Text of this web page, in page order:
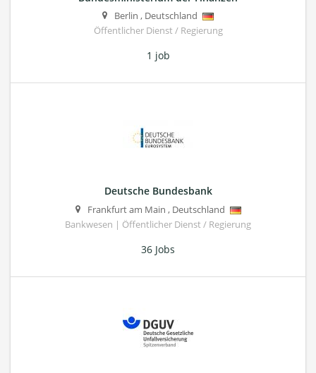
Berlin , Deutschland
Öffentlicher Dienst / Regierung
1 job
Deutsche Bundesbank
Frankfurt am Main , Deutschland
Bankwesen | Öffentlicher Dienst / Regierung
36 Jobs